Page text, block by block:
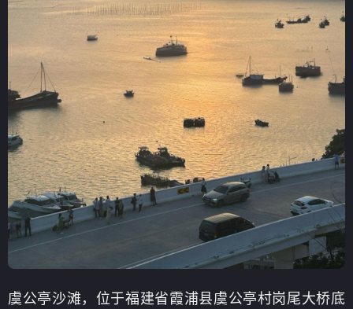
虞公亭沙滩，位于福建省霞浦县虞公亭村岗尾大桥底